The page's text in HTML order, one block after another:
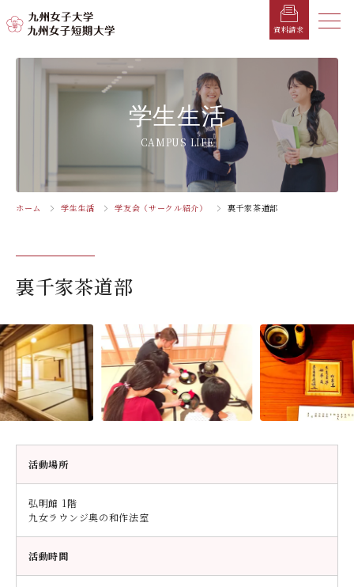
資料請求 メニ
メ
ニ
ュ
ー
を
閉
じ
る
卒業生の方へ
保護者の方へ
お知らせ
キャンパスマップ・施設紹介
教育理念・学則
採用情報
デジタルパンフレット
公式SNS
国際交流
地域教育実践研究センター
家政学部
人間科学部
児童・幼児教育学科（旧 人間発達学科 人間発達
心理・文化学科（旧 人間発達学科 人間基礎学専
攻）
九州女子大学大学院
人間科学研究科
子ども健康学科
専攻科
子ども健康学専攻
教員検索
奨学金
学生サポート
就職活動年間スケジュール
就職対策講座・ガイダンス
就職・キャリア支援
北九州市の企業情報・求人情報
就職なんでも相談窓口
対象者別
入学試験要項・提出書類
入試日程・科目
出願方法
オープンキャンパス
WEB相談会
大学見学
出前授業（高校生向け）
よくある質問
交通アクセス
施設・設備360°ストリートビュー
学生生活
CAMPUS LIFE
ホーム 学生生活 学友会（サークル紹介） 裏千家茶道部
裏千家茶道部
活動場所
弘明館 1階
九女ラウンジ奥の和作法室
活動時間